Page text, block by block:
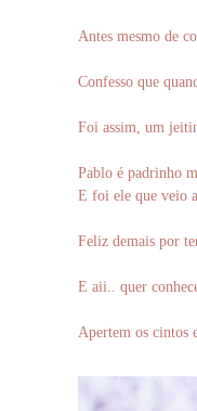
Antes mesmo de
Confesso que
Foi assim, um
Pablo é padrinho
E foi ele que veio
Feliz demais por
E aii.. quer
Apertem os cintos